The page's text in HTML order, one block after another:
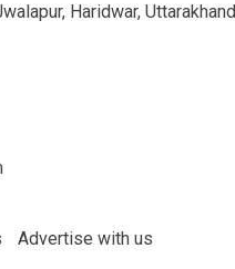
Haridwar,
Advertise with us